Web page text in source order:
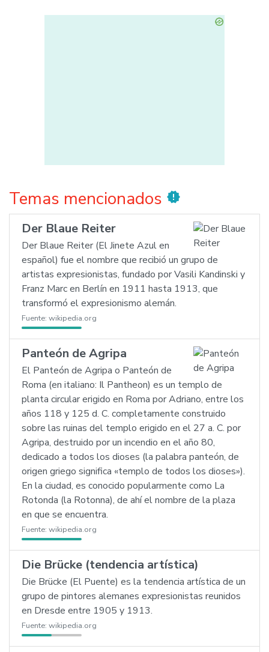
Temas mencionados new_releases
Der Blaue Reiter
Der Blaue Reiter (El Jinete Azul en
español) fue el nombre que recibió un grupo de
artistas expresionistas, fundado por Vasili Kandinski y
Franz Marc en Berlín en 1911 hasta 1913, que
transformó el expresionismo alemán.
Fuente: wikipedia.org
Panteón de Agripa
El Panteón de Agripa o Panteón de
Roma (en italiano: Il Pantheon) es un templo de
planta circular erigido en Roma por Adriano, entre los
años 118 y 125 d. C. completamente construido
sobre las ruinas del templo erigido en el 27 a. C. por
Agripa, destruido por un incendio en el año 80,
dedicado a todos los dioses (la palabra panteón, de
origen griego significa «templo de todos los dioses»).
En la ciudad, es conocido popularmente como La
Rotonda (la Rotonna), de ahí el nombre de la plaza
en que se encuentra.
Fuente: wikipedia.org
Die Brücke (tendencia artística)
Die Brücke (El Puente) es la tendencia artística de un
grupo de pintores alemanes expresionistas reunidos
en Dresde entre 1905 y 1913.
Fuente: wikipedia.org